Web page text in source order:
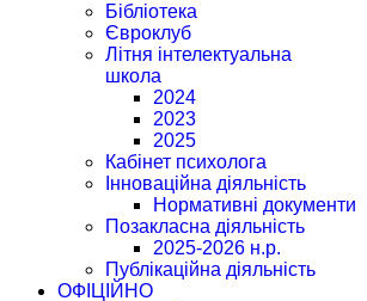
Бібліотека
Євроклуб
Літня інтелектуальна
школа
2024
2023
2025
Кабінет психолога
Інноваційна діяльність
Нормативні документи
Позакласна діяльність
2025-2026 н.р.
Публікаційна діяльність
ОФІЦІЙНО